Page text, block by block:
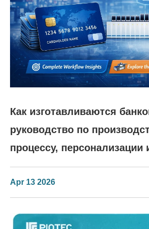
Как изготавливаются
руководство по
процессу, персонализации
Apr 13 2026